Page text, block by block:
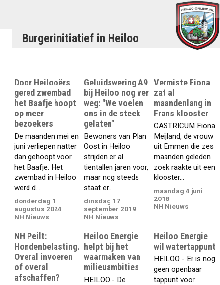
Burgerinitiatief in Heiloo
Door Heilooërs
gered zwembad
het Baafje hoopt
op meer
bezoekers
De maanden mei en
juni verliepen natter
dan gehoopt voor
het Baafje. Het
zwembad in Heiloo
werd d...
donderdag 1
augustus 2024
NH Nieuws
Geluidswering A9
bij Heiloo nog ver
weg: "We voelen
ons in de steek
gelaten"
Bewoners van Plan
Oost in Heiloo
strijden er al
tientallen jaren voor,
maar nog steeds
staat er...
dinsdag 17
september 2019
NH Nieuws
Vermiste Fiona
zat al
maandenlang in
Frans klooster
CASTRICUM Fiona
Meijland, de vrouw
uit Emmen die zes
maanden geleden
zoek raakte uit een
klooster...
maandag 4 juni
2018
NH Nieuws
NH Peilt:
Hondenbelasting.
Overal invoeren
of overal
afschaffen?
Heiloo Energie
helpt bij het
waarmaken van
milieuambities
HEILOO - De
Heiloo Energie
wil watertappunt
HEILOO - Er is nog
geen openbaar
tappunt voor